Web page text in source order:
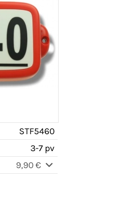
STF5460
3-7 pv
9,90 €